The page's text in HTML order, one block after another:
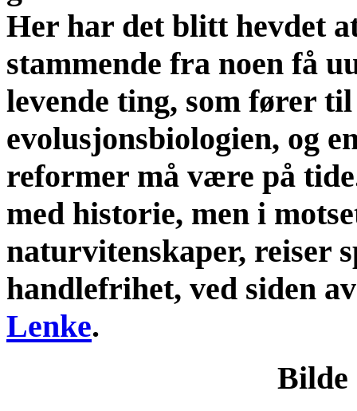
Her har det blitt hevdet
stammende fra noen få
levende ting, som fører
evolusjonsbiologien, og
reformer må være på
med historie, men i
naturvitenskaper, reiser
handlefrihet, ved siden
Lenke.
Bilde